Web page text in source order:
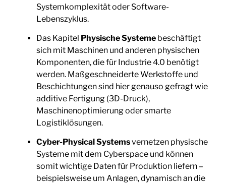
Systemkomplexität oder Software-
Lebenszyklus.
Das Kapitel Physische Systeme beschäftigt
sich mit Maschinen und anderen physischen
Komponenten, die für Industrie 4.0 benötigt
werden. Maßgeschneiderte Werkstoffe und
Beschichtungen sind hier genauso gefragt wie
additive Fertigung (3D-Druck),
Maschinenoptimierung oder smarte
Logistiklösungen.
Cyber-Physical Systemsvernetzen physische
Systeme mit dem Cyberspace und können
somit wichtige Daten für Produktion liefern –
beispielsweise um Anlagen, dynamisch an die